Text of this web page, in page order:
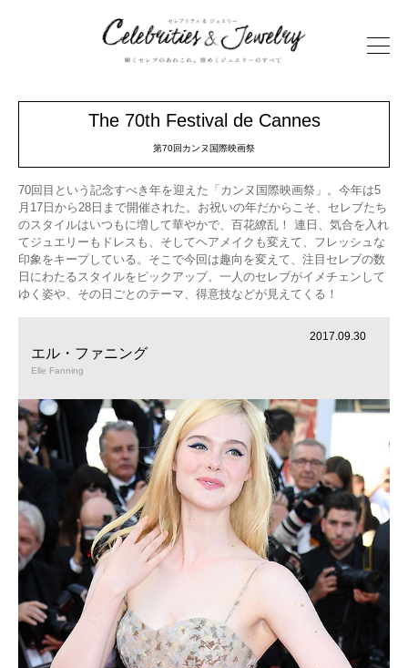
The 70th Festival de Cannes
第70回カンヌ国際映画祭
70回目という記念すべき年を迎えた「カンヌ国際映画祭」。今年は5
月17日から28日まで開催された。お祝いの年だからこそ、セレブたち
のスタイルはいつもに増して華やかで、百花繚乱！ 連日、気合を入れ
てジュエリーもドレスも、そしてヘアメイクも変えて、フレッシュな
印象をキープしている。そこで今回は趣向を変えて、注目セレブの数
日にわたるスタイルをピックアップ。一人のセレブがイメチェンして
ゆく姿や、その日ごとのテーマ、得意技などが見えてくる！
エル・ファニング
Elle Fanning
2017.09.30